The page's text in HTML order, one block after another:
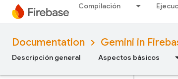
Compilación
Documentation Gemini in
Descripción general Aspectos básicos